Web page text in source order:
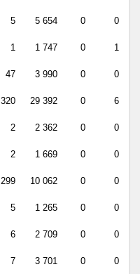
5 5 654 0 0
1 1 747 0 1
47 3 990 0 0
320 29 392 0 6
2 2 362 0 0
2 1 669 0 0
299 10 062 0 0
5 1 265 0 0
6 2 709 0 0
7 3 701 0 0